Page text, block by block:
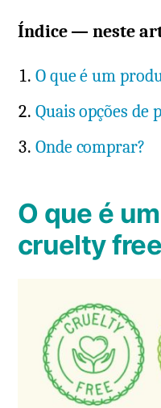
Índice — neste
O que é um
Quais opções de
Onde comprar?
O que é
cruelty